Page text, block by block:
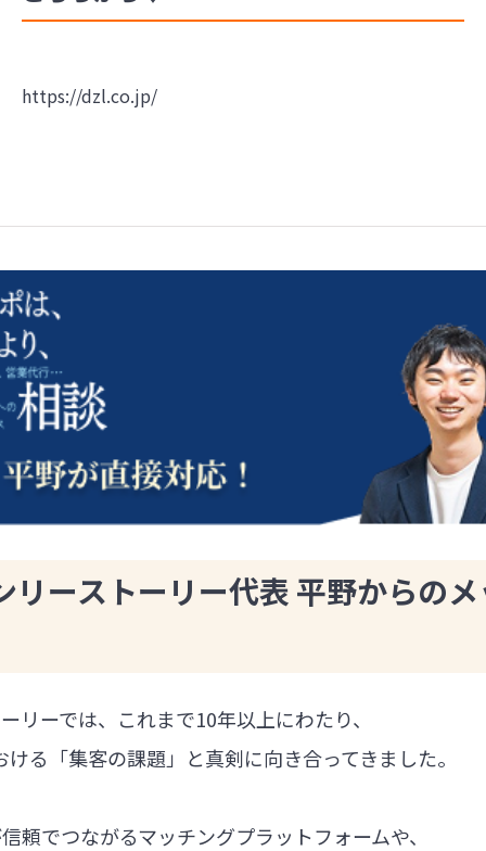
https://dzl.co.jp/
リーストーリー代表 平野からの
リーでは、これまで10年以上にわたり、
る「集客の課題」と真剣に向き合ってきました。
頼でつながるマッチングプラットフォームや、